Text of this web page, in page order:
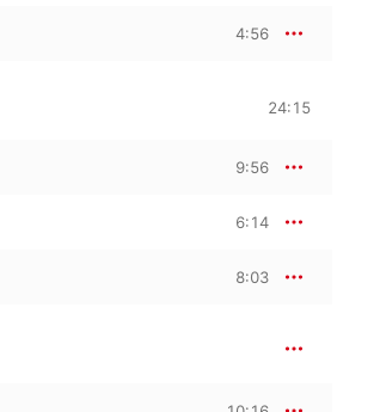
4:56
24:15
9:56
6:14
8:03